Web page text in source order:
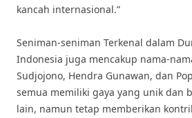
kancah internasional.”
Seniman-seniman Terkenal dalam
Indonesia juga mencakup nama-
Sudjojono, Hendra Gunawan, dan
semua memiliki gaya yang unik dan
lain, namun tetap memberikan